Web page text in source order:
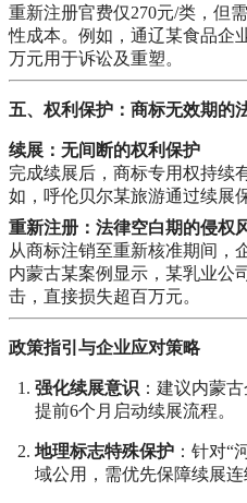
重新注册官费仅270元/类，但
性成本。例如，通辽某食品企
万元用于诉讼及重塑。
五、权利保护：商标无效期的
续展：无间断的权利保护
完成续展后，商标专用权持续
如，呼伦贝尔某旅游通过续展
重新注册：法律空白期的侵权
从商标注销至重新核准期间，
内蒙古某案例显示，某乳业公
击，直接损失超百万元。
政策指引与企业应对策略
强化续展意识 ：建议内蒙
提前6个月启动续展流程。
地理标志特殊保护 ：针对“
域公用，需优先保障续展连